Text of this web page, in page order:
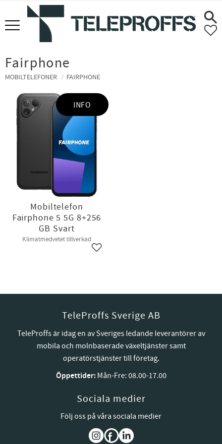
Meny
Fairphone
MOBILTELEFONER FAIRPHONE
Mobiltelefon
Fairphone 5 5G 8+256
GB Svart
Klimatmedvetet tillverkad
Lägg till i favoriter
INFO
TeleProffs Sverige AB
TeleProffs är idag en av Sveriges ledande leverantörer av
mobila och molnbaserade växeltjänster samt
operatörstjänster till företag.
Öppettider:Mån-Fre: 08.00-17.00
Sociala medier
Följ oss på våra sociala medier